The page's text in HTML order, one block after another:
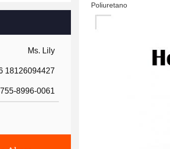
Ms. Lily
18126094427
8996-0061
Poliuretano